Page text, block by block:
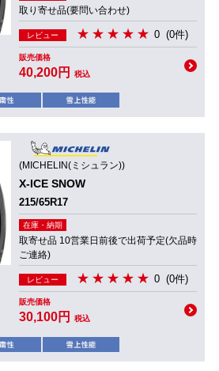
取り寄せ品(要問い合わせ)
レビュー 0 (0件)
販売価格
40,200円 税込
(MICHELIN(ミシュラン))
X-ICE SNOW
215/65R17
在庫・納期
取寄せ品 10営業日前後で出荷予定(欠品時
ご連絡)
レビュー 0 (0件)
販売価格
30,100円 税込